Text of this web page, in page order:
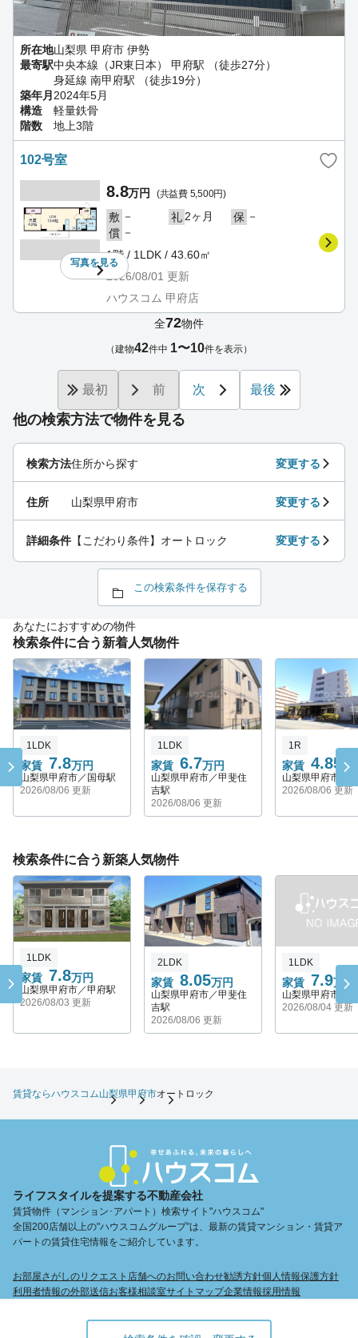
所在地山梨県 甲府市 伊勢
最寄駅中央本線（JR東日本） 甲府駅 （徒歩27分）
身延線 南甲府駅 （徒歩19分）
築年月 2024年5月
構造
軽量鉄骨
階数
地上3階
102号室
写真を見る
8.8万円 (共益費 5,500円)
敷 － 礼 2ヶ月 保 －
償 －
1階 / 1LDK / 43.60㎡
2026/08/01 更新
ハウスコム 甲府店
他の検索方法で物件を見る
検索方法住所から探す 変更する
住所 山梨県甲府市 変更する
詳細条件 【こだわり条件】オートロック 変更する
この検索条件を保存する
全72物件
（建物42件中 1〜10件を表示）
最初 前 次 最後
あなたにおすすめの物件
検索条件に合う新着人気物件
1LDK
家賃 7.8万円
山梨県甲府市／国母駅
2026/08/06 更新
1LDK
家賃 6.7万円
山梨県甲府市／甲斐住
吉駅
2026/08/06 更新
1R
家賃 4.85 万
山梨県甲府市／
2026/08/06 更新
検索条件に合う新築人気物件
1LDK
家賃 7.8万円
山梨県甲府市／甲府駅
2026/08/03 更新
2LDK
家賃 8.05万円
山梨県甲府市／甲斐住
吉駅
2026/08/06 更新
1LDK
家賃 7.9万円
山梨県甲府市／
2026/08/04 更新
賃貸ならハウスコム山梨県甲府市オートロック
ライフスタイルを提案する不動産会社
賃貸物件（マンション･アパート）検索サイト"ハウスコム"
全国200店舗以上の"ハウスコムグループ"は、最新の賃貸マンション・賃貸ア
パートの賃貸住宅情報をご紹介しています。
お部屋さがしのリクエスト 店舗へのお問い合わせ勧誘方針個人情報保護方針
利用者情報の外部送信お客様相談室サイトマップ企業情報採用情報